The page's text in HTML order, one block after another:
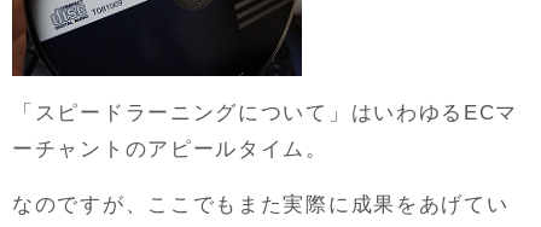
「スピードラーニングについて」はいわゆるECマ
ーチャントのアピールタイム。
なのですが、ここでもまた実際に成果をあげてい